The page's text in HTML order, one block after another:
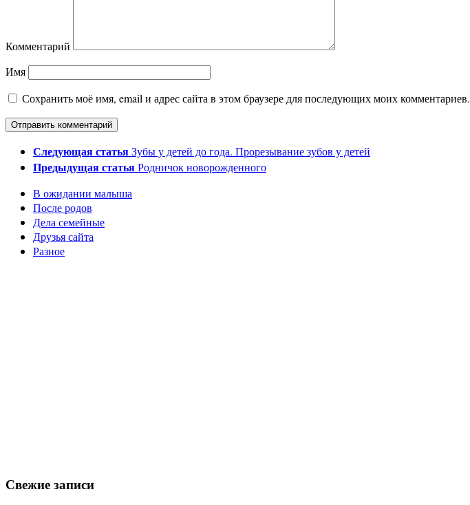
Комментарий
Имя
Сохранить моё имя, email и адрес сайта в этом браузере для последующих моих комментариев.
Следующая статьяЗубы у детей до года. Прорезывание зубов у детей
Предыдущая статьяРодничок новорожденного
В ожидании малыша
После родов
Дела семейные
Друзья сайта
Разное
Свежие записи